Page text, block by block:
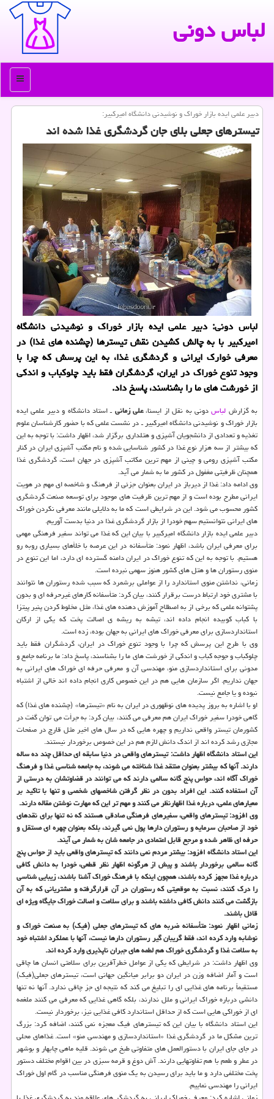
لباس دونی
منو
دبیر علمی ایده بازار خوراك و نوشیدنی دانشگاه امیركبیر:
تیسترهای جعلی بلای جان گردشگری غذا شده اند
لباس دونی: دبیر علمی ایده بازار خوراك و نوشیدنی دانشگاه
امیركبیر با به چالش كشیدن نقش تیسترها (چشنده های غذا) در
معرفی خوارك ایرانی و گردشگری غذا، به این پرسش كه چرا با
وجود تنوع خوراك در ایران، گردشگران فقط باید چلوكباب و اندكی
از خورشت های ما را بشناسند، پاسخ داد.
به گزارش لباسدونی به نقل از ایسنا،علی زمانی ـ استاد دانشگاه و دبیر علمی ایده
بازار خوراك و نوشیدنی دانشگاه امیركبیر ـ در نشست علمی كه با حضور كارشناسان علوم
تغذیه و تعدادی از دانشجویان آشپزی و هتلداری برگزار شد، اظهار داشت: با توجه به این
كه بیشتر از سه هزار نوع غذا در كشور شناسایی شده و نام مكتب آشپزی ایران در كنار
مكتب آشپزی رومی و چینی از مهم ترین مكاتب آشپزی در جهان است، گردشگری غذا
همچنان ظرفیتی مغفول در كشور ما به شمار می آید.
وی ادامه داد: غذا از دیرباز در ایران بعنوان جزئی از فرهنگ و شاخصه ای مهم در هویت
ایرانی مطرح بوده است و از مهم ترین ظرفیت های موجود برای توسعه صنعت گردشگری
كشور محسوب می شود. این در شرایطی است كه ما به دلایلی مانند معرفی نكردن خوراك
های ایرانی نتوانستیم سهم خودرا از بازار گردشگری غذا در دنیا بدست آوریم.
دبیر علمی ایده بازار دانشگاه امیركبیر با بیان این كه غذا می تواند سفیر فرهنگی مهمی
برای معرفی ایران باشد، اظهار نمود: متأسفانه در این عرصه با خلأهای بسیاری روبه رو
هستیم. با توجه به این كه تنوع خوراك در ایران دامنه گسترده ای دارد، اما این تنوع در
منوی رستوران ها و هتل های كشور هنوز سهمی نبرده است.
زمانی، نداشتن منوی استاندارد را از عواملی برشمرد كه سبب شده رستوران ها نتوانند
با مشتری خود ارتباط درست برقرار كنند، بیان كرد: متأسفانه كارهای غیرحرفه ای و بدون
پشتوانه علمی كه برخی از به اصطلاح آموزش دهنده های غذا، مثل مخلوط كردن پنیر پیتزا
با كباب كوبیده انجام داده اند، تیشه به ریشه ی اصالت پخت كه یكی از اركان
استانداردسازی برای معرفی خوراك های ایرانی به جهان بوده، زده است.
وی با طرج این پرسش كه چرا با وجود تنوع خوراك در ایران، گردشگران فقط باید
چلوكباب و جوجه كباب و اندكی از خورشت های ما را بشناسند، پاسخ داد: ما برنامه جامع و
مدونی برای استانداردسازی منو، مهندسی آن و معرفی حرفه ای خوراك های ایرانی به
جهان نداریم. اگر سازمان هایی هم در این خصوص كاری انجام داده اند خالی از اشتباه
نبوده و یا جامع نیست.
او با اشاره به بروز پدیده های نوظهوری در ایران به نام «تیسترها» (چشنده های غذا) كه
گاهی خودرا سفیر خوراك ایران هم معرفی می كنند، بیان كرد: به جرأت می توان گفت در
كشورمان تیستر واقعی نداریم و چهره هایی كه در سال های اخیر مثل قارچ در صفحات
مجازی رشد كرده اند از اندك دانش لازم هم در این خصوص برخوردار نیستند.
این استاد دانشگاه اظهار داشت: تیسترهای واقعی در دنیا سابقه ای حداقل چند ده ساله
دارند. آنها كه بیشتر بعنوان منتقد غذا شناخته می شوند، به جامعه شناسی غذا و فرهنگ
خوراك آگاه اند، حواس پنج گانه سالمی دارند كه می توانند در قضاوتشان به درستی از
آن استفاده كنند. این افراد بدون در نظر گرفتن شاخصهای شخصی و تنها با تاكید بر
معیارهای علمی، درباره غذا اظهارنظر می كنند و مهم تر این كه مهارت نوشتن مقاله دارند.
وی افزود: تیسترهای واقعی، سفیرهای فرهنگی صادقی هستند كه نه تنها برای نقدهای
خود از صاحبان سرمایه و رستوران دارها پول نمی گیرند، بلكه بعنوان چهره ای مستقل و
حرفه ای ظاهر شده و مرجع قابل اعتمادی در جامعه شان به شمار می آیند.
این استاد دانشگاه افزود: بیشتر مردم نمی دانند كه تیسترهای واقعی باید از حواس پنج
گانه سالمی برخوردار باشند و پیش از هرگونه اظهار نظر قطعی، خودرا به دانش كافی
درباره غذا مجهز كرده باشند، همچون اینكه با فرهنگ خوراك آشنا باشند، زیبایی شناسی
را درك كنند، نسبت به موقعیتی كه رستوران در آن قرارگرفته و مشتریانی كه به آن
بازگشت می كنند دانش كافی داشته باشند و برای سلامت و اصالت خوراك جایگاه ویژه ای
قائل باشند.
زمانی اظهار نمود: متأسفانه ضربه های كه تیسترهای جعلی (فیك) به صنعت خوراك و
نوشابه وارد كرده اند، فقط گریبان گیر رستوران دارها نیست، آنها با عملكرد اشتباه خود
به سلامت غذا و گردشگری خوراك هم لطمه های جبران ناپذیری وارد كرده اند.
وی اظهار داشت: در شرایطی كه یكی از عوامل خطرآفرین برای سلامتی انسان ها چاقی
است و آمار اضافه وزن در ایران دو برابر میانگین جهانی است، تیسترهای جعلی(فیك)
مستقیماً برنامه های غذایی ای را تبلیغ می كند كه نتیجه ای جز چاقی ندارد. آنها نه تنها
دانشی درباره خوراك ایرانی و ملل ندارند، بلكه گاهی غذایی كه معرفی می كنند ملغمه
ای از خوراكی هایی است كه از حداقل استاندارد كافی غذایی نیز، برخوردار نیست.
این استاد دانشگاه با بیان این كه تیسترهای فیك معجزه نمی كنند، اضافه كرد: بزرگ
ترین مشكل ما در گردشگری غذا «استانداردسازی و مهندسی منو» است. غذاهای محلی
در جای جای ایران با دستورالعمل های متفاوتی طبخ می شوند. قلیه ماهی چابهار و بوشهر
در عطر و طعم با هم تفاوتهایی دارند. آش دوغ و قرمه سبزی در بین اقوام مختلف دستور
پخت مختلفی دارد و ما باید برای رسیدن به یك منوی فرهنگی مناسب در گام اول خوراك
ایرانی را مهندسی نماییم.